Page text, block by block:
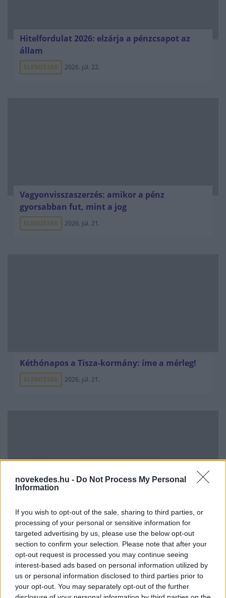
novekedes.hu - Do Not Process My Personal
Information
If you wish to opt-out of the sale, sharing to third parties, or
processing of your personal or sensitive information for
targeted advertising by us, please use the below opt-out
section to confirm your selection. Please note that after your
opt-out request is processed you may continue seeing
interest-based ads based on personal information utilized by
us or personal information disclosed to third parties prior to
your opt-out. You may separately opt-out of the further
Hitelfordulat 2026: elzárja a pénzcsapot az
állam
ELEMZÉSEK 2026. júl. 22.
Vagyonvisszaszerzés: amikor a pénz
gyorsabban fut, mint a jog
ELEMZÉSEK 2026. júl. 21.
Kéthónapos a Tisza-kormány: íme a mérleg!
ELEMZÉSEK 2026. júl. 21.
Uniós források: íme a teendők, amelyek a
pénzek érkezéséhez még szükségesek
ELEMZÉSEK 2026. júl. 20.